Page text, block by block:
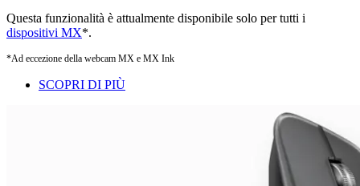
Questa funzionalità è attualmente disponibile solo per tutti i
dispositivi MX*.
*Ad eccezione della webcam MX e MX Ink
SCOPRI DI PIÙ